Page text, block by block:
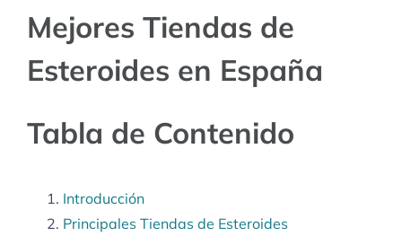
CONTACT
Mejores Tiendas de
Esteroides en España
Tabla de Contenido
Introducción
Principales Tiendas de Esteroides